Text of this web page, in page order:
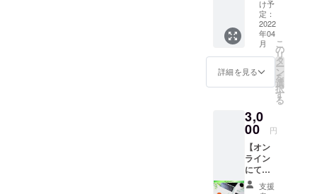
体登録
費】 ス
イマー
コミュ
ニティ
「TRUE
FUN」
への登
きま
す。 自
分の
ペース
で練習
でき、
試合に
け予
定：
2022
年04
月
詳細を見る
こ
の
リ
タ
ー
ン
を
選
択
す
る
3,0
00 円
【オン
ライン
にて
トー支援